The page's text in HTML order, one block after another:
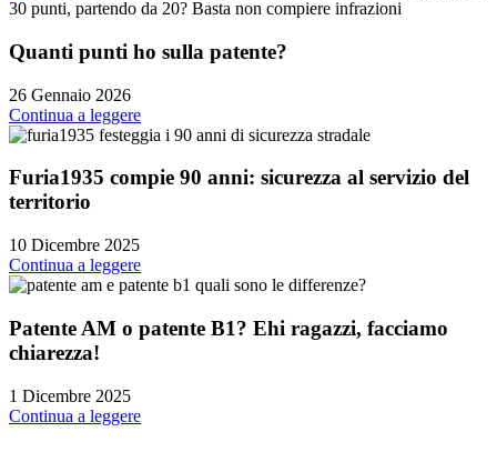
Quanti punti ho sulla patente?
26 Gennaio 2026
Continua a leggere
Furia1935 compie 90 anni: sicurezza al servizio del
territorio
10 Dicembre 2025
Continua a leggere
Patente AM o patente B1? Ehi ragazzi, facciamo
chiarezza!
1 Dicembre 2025
Continua a leggere